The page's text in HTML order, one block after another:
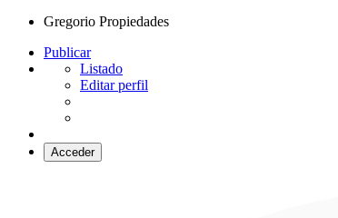
Gregorio Propiedades
Publicar
Listado
Editar perfil
Acceder